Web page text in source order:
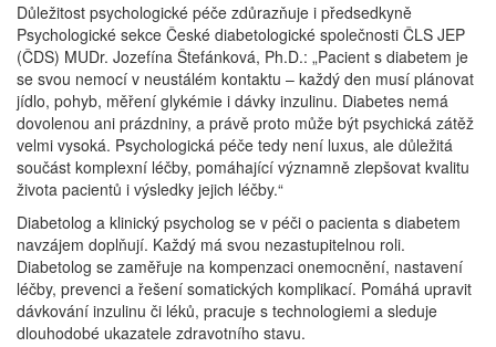
Důležitost psychologické péče zdůrazňuje i předsedkyně
Psychologické sekce České diabetologické společnosti ČLS JEP
(ČDS) MUDr. Jozefína Štefánková, Ph.D.: „Pacient s diabetem je
se svou nemocí v neustálém kontaktu – každý den musí plánovat
jídlo, pohyb, měření glykémie i dávky inzulinu. Diabetes nemá
dovolenou ani prázdniny, a právě proto může být psychická zátěž
velmi vysoká. Psychologická péče tedy není luxus, ale důležitá
součást komplexní léčby, pomáhající významně zlepšovat kvalitu
života pacientů i výsledky jejich léčby.“
Diabetolog a klinický psycholog se v péči o pacienta s diabetem
navzájem doplňují. Každý má svou nezastupitelnou roli.
Diabetolog se zaměřuje na kompenzaci onemocnění, nastavení
léčby, prevenci a řešení somatických komplikací. Pomáhá upravit
dávkování inzulinu či léků, pracuje s technologiemi a sleduje
dlouhodobé ukazatele zdravotního stavu.